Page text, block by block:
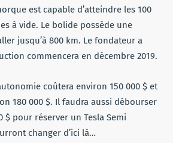
est capable d’atteindre les 100
à vide. Le bolide possède une
jusqu’à 800 km. Le fondateur a
commencera en décembre 2019.
coûtera environ 150 000 $ et
180 000 $. Il faudra aussi débourser
$ pour réserver un Tesla Semi
changer d’ici là…